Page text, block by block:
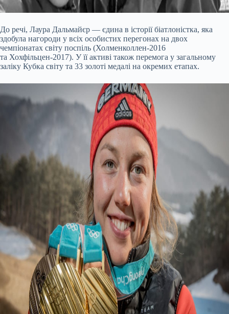
До речі, Лаура Дальмайєр — єдина в історії біатлоністка, яка
здобула нагороди у всіх особистих перегонах на двох
чемпіонатах світу поспіль (Холменколлен-2016
та Хохфільцен-2017). У її активі також перемога у загальному
заліку Кубка світу та 33 золоті медалі на окремих етапах.